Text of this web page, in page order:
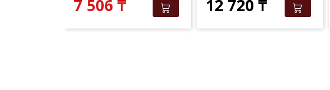
7 506 ₸ 12 720 ₸